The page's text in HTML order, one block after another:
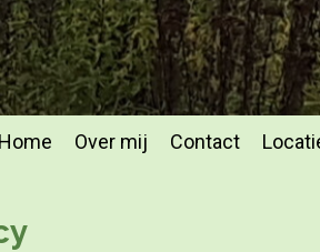
Home Over mij Contact